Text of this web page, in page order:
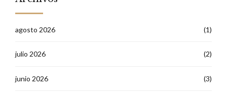
agosto 2026 (1)
julio 2026 (2)
junio 2026 (3)